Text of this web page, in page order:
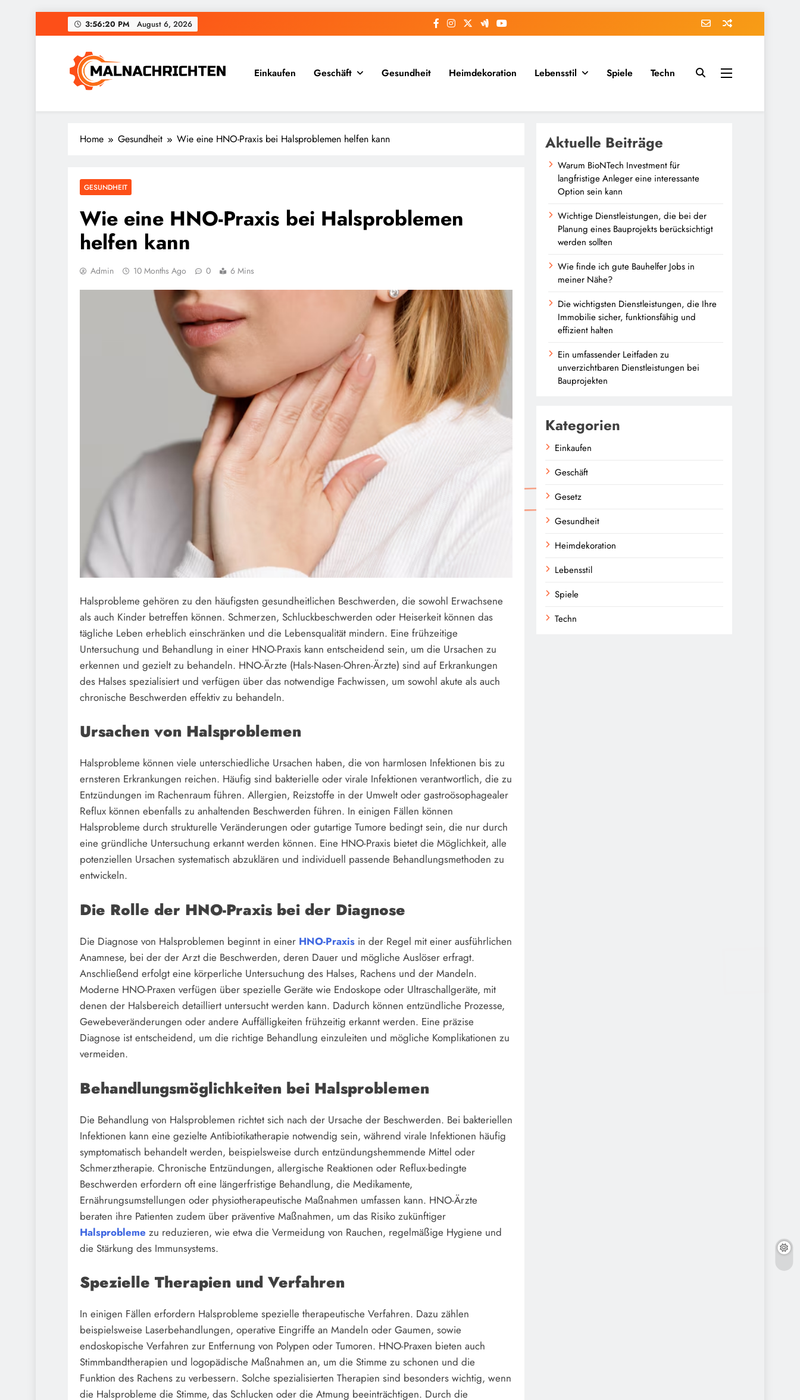
to
3:56:21 PM August 6, 2026
Malnachrichten
Einkaufen Geschäft Gesundheit Heimdekoration Lebensstil Spiele Techn
Home Gesundheit Wie eine HNO-Praxis bei Halsproblemen helfen kann
GESUNDHEIT
Wie eine HNO-Praxis bei Halsproblemen
helfen kann
Admin 10 Months Ago 0 6 Mins
Halsprobleme gehören zu den häufigsten gesundheitlichen Beschwerden, die sowohl Erwachsene
als auch Kinder betreffen können. Schmerzen, Schluckbeschwerden oder Heiserkeit können das
tägliche Leben erheblich einschränken und die Lebensqualität mindern. Eine frühzeitige
Untersuchung und Behandlung in einer HNO-Praxis kann entscheidend sein, um die Ursachen zu
erkennen und gezielt zu behandeln. HNO-Ärzte (Hals-Nasen-Ohren-Ärzte) sind auf Erkrankungen
des Halses spezialisiert und verfügen über das notwendige Fachwissen, um sowohl akute als auch
chronische Beschwerden effektiv zu behandeln.
Ursachen von Halsproblemen
Halsprobleme können viele unterschiedliche Ursachen haben, die von harmlosen Infektionen bis zu
ernsteren Erkrankungen reichen. Häufig sind bakterielle oder virale Infektionen verantwortlich, die zu
Entzündungen im Rachenraum führen. Allergien, Reizstoffe in der Umwelt oder gastroösophagealer
Reflux können ebenfalls zu anhaltenden Beschwerden führen. In einigen Fällen können
Halsprobleme durch strukturelle Veränderungen oder gutartige Tumore bedingt sein, die nur durch
eine gründliche Untersuchung erkannt werden können. Eine HNO-Praxis bietet die Möglichkeit, alle
potenziellen Ursachen systematisch abzuklären und individuell passende Behandlungsmethoden zu
entwickeln.
Die Rolle der HNO-Praxis bei der Diagnose
Die Diagnose von Halsproblemen beginnt in einer HNO-Praxis in der Regel mit einer ausführlichen
Anamnese, bei der der Arzt die Beschwerden, deren Dauer und mögliche Auslöser erfragt.
Anschließend erfolgt eine körperliche Untersuchung des Halses, Rachens und der Mandeln.
Moderne HNO-Praxen verfügen über spezielle Geräte wie Endoskope oder Ultraschallgeräte, mit
denen der Halsbereich detailliert untersucht werden kann. Dadurch können entzündliche Prozesse,
Gewebeveränderungen oder andere Auffälligkeiten frühzeitig erkannt werden. Eine präzise
Diagnose ist entscheidend, um die richtige Behandlung einzuleiten und mögliche Komplikationen zu
vermeiden.
Behandlungsmöglichkeiten bei Halsproblemen
Die Behandlung von Halsproblemen richtet sich nach der Ursache der Beschwerden. Bei bakteriellen
Infektionen kann eine gezielte Antibiotikatherapie notwendig sein, während virale Infektionen häufig
symptomatisch behandelt werden, beispielsweise durch entzündungshemmende Mittel oder
Schmerztherapie. Chronische Entzündungen, allergische Reaktionen oder Reflux-bedingte
Beschwerden erfordern oft eine längerfristige Behandlung, die Medikamente,
Ernährungsumstellungen oder physiotherapeutische Maßnahmen umfassen kann. HNO-Ärzte
beraten ihre Patienten zudem über präventive Maßnahmen, um das Risiko zukünftiger
Halsprobleme zu reduzieren, wie etwa die Vermeidung von Rauchen, regelmäßige Hygiene und
die Stärkung des Immunsystems.
Spezielle Therapien und Verfahren
In einigen Fällen erfordern Halsprobleme spezielle therapeutische Verfahren. Dazu zählen
beispielsweise Laserbehandlungen, operative Eingriffe an Mandeln oder Gaumen, sowie
endoskopische Verfahren zur Entfernung von Polypen oder Tumoren. HNO-Praxen bieten auch
Stimmbandtherapien und logopädische Maßnahmen an, um die Stimme zu schonen und die
Funktion des Rachens zu verbessern. Solche spezialisierten Therapien sind besonders wichtig, wenn
die Halsprobleme die Stimme, das Schlucken oder die Atmung beeinträchtigen. Durch die
Aktuelle Beiträge
Warum BioNTech Investment für
langfristige Anleger eine interessante
Option sein kann
Wichtige Dienstleistungen, die bei der
Planung eines Bauprojekts berücksichtigt
werden sollten
Wie finde ich gute Bauhelfer Jobs in
meiner Nähe?
Die wichtigsten Dienstleistungen, die Ihre
Immobilie sicher, funktionsfähig und
effizient halten
Ein umfassender Leitfaden zu
unverzichtbaren Dienstleistungen bei
Bauprojekten
Kategorien
Einkaufen
Geschäft
Gesetz
Gesundheit
Heimdekoration
Lebensstil
Spiele
Techn